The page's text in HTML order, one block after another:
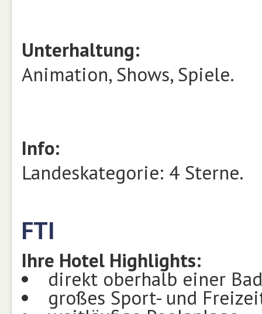
Unterhaltung:
Animation, Shows, Spiele.
Info:
Landeskategorie: 4 Sterne.
FTI
Ihre Hotel Highlights:
direkt oberhalb einer
großes Sport- und